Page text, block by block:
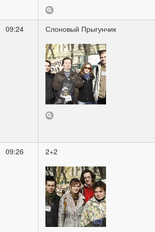
09:24 Слоновый Прыгунчик
09:26 2+2